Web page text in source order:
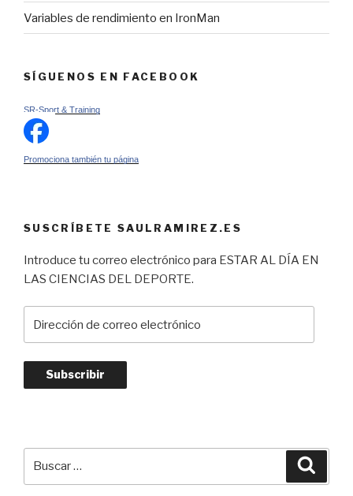
Variables de rendimiento en IronMan
SÍGUENOS EN FACEBOOK
SR-Sport & Training
Promociona también tu página
SUSCRÍBETE SAULRAMIREZ.ES
Introduce tu correo electrónico para ESTAR AL DÍA EN
LAS CIENCIAS DEL DEPORTE.
electrónico
Subscribir